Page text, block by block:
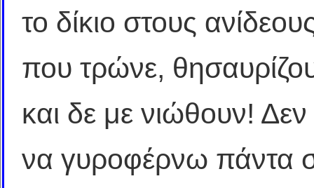
το δίκιο στους
που τρώνε,
και δε με νιώθουν!
να γυροφέρνω πάντα